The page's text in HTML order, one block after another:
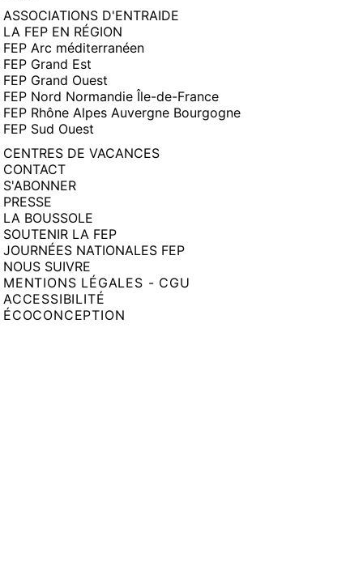
ASSOCIATIONS D'ENTRAIDE
LA FEP EN RÉGION
FEP Arc méditerranéen
FEP Grand Est
FEP Grand Ouest
FEP Nord Normandie Île-de-France
FEP Rhône Alpes Auvergne Bourgogne
FEP Sud Ouest
CENTRES DE VACANCES
CONTACT
S'ABONNER
PRESSE
LA BOUSSOLE
SOUTENIR LA FEP
JOURNÉES NATIONALES FEP
NOUS SUIVRE
MENTIONS LÉGALES - CGU
ACCESSIBILITÉ
ÉCOCONCEPTION